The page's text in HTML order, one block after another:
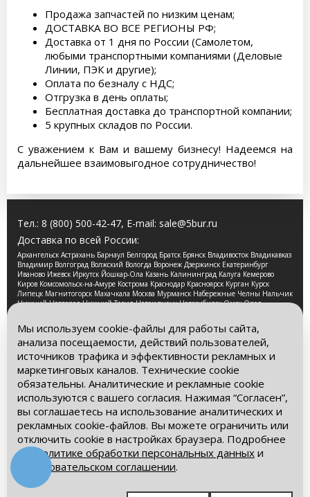
Продажа запчастей по низким ценам;
ДОСТАВКА ВО ВСЕ РЕГИОНЫ РФ;
Доставка от 1 дня по России (Самолетом,
любыми транспортными компаниями (Деловые
Линии, ПЭК и другие);
Оплата по безналу с НДС;
Отгрузка в день оплаты;
Бесплатная доставка до транспортной компании;
5 крупных складов по России.
С уважением к Вам и вашему бизнесу! Надеемся на
дальнейшее взаимовыгодное сотрудничество!
Тел.: 8 (800) 500-42-47, E-mail: sale@5bur.ru
Доставка по всей России:
Архангельск Астрахань Барнаул Белгород Братск Брянск Владивосток Владикавказ
Владимир Волгоград Волжский Вологда Воронеж Дзержинск Екатеринбург
Иваново Ижевск Иркутск Йошкар-Ола Казань Калининград Калуга Кемерово
Киров Комсомольск-на-Амуре Кострома Краснодар Красноярск Курган Курск
Липецк Магнитогорск Махачкала Москва Мурманск Набережные Челны Нальчик
Нижний Новгород Нижний Тагил Новокузнецк Новосибирск Омск Орел
Санкт-Петербург Саранск Саратов Смоленск Сочи Ставрополь Стерлитамак
Сургут Таганрог Тамбов Тверь Томск Тула Тюмень Улан-Удэ Ульяновск Уфа
Хабаровск Чебоксары Челябинск Череповец Чита Ярославль
2026 © Компания «Буровые Машины». Все права
защищены. Обращаем Ваше внимание на то, что данный
интернет-сайт носит исключительно информационный
характер и ни при каких условиях информационные
материалы и цены, размещенные на сайте, не является
публичной офертой, определяемой положениями Статьи
437 Гражданского кодекса РФ.
Политика обработки персональных данных
Пользовательское соглашение
Мы в социальных сетях:
Мы используем cookie-файлы для работы сайта,
анализа посещаемости, действий пользователей,
источников трафика и эффективности рекламных и
маркетинговых каналов. Технические cookie
обязательны. Аналитические и рекламные cookie
используются с вашего согласия. Нажимая “Согласен”,
вы соглашаетесь на использование аналитических и
рекламных cookie-файлов. Вы можете ограничить или
отключить cookie в настройках браузера. Подробнее
– в
Политике обработки персональных данных и
Пользовательском соглашении.